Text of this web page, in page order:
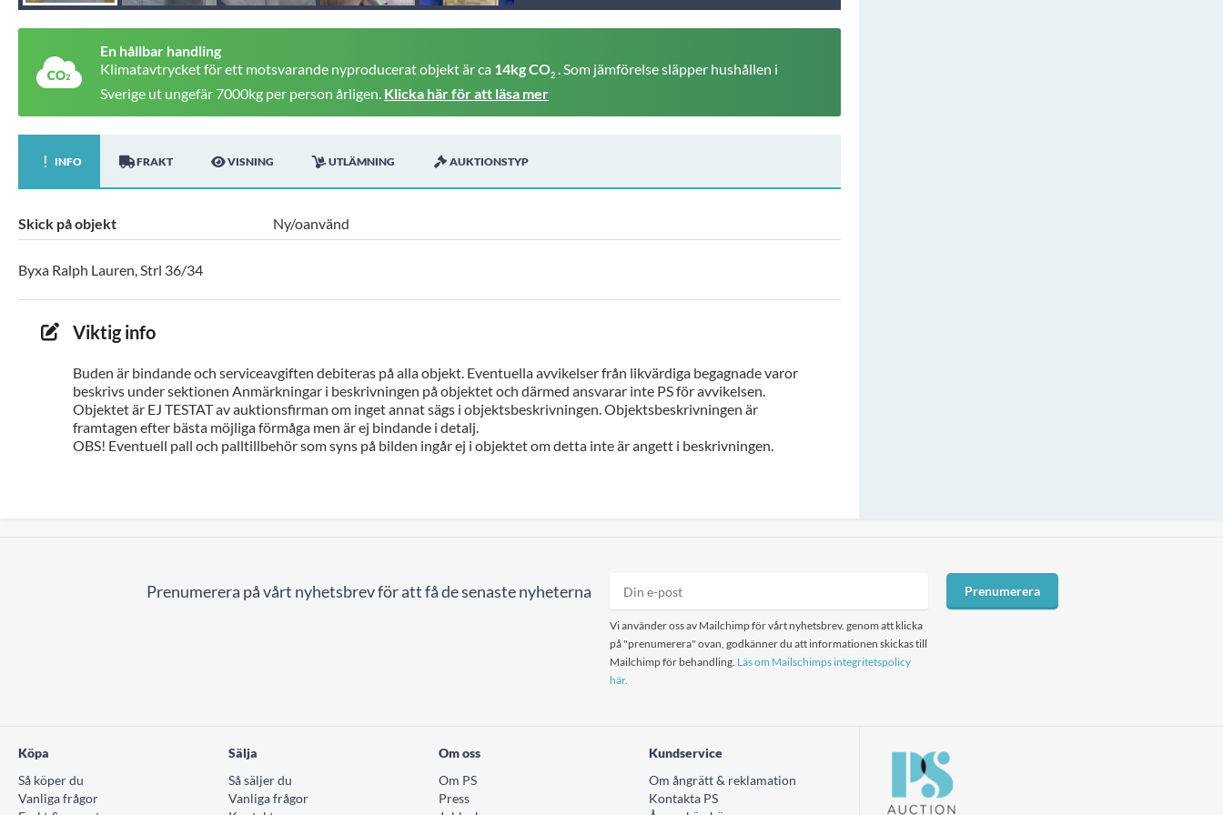
En hållbar handling
Klimatavtrycket för ett motsvarande nyproducerat objekt är ca 14kg CO2 . Som jämförelse släpper hushållen i
Sverige ut ungefär 7000kg per person årligen. Klicka här för att läsa mer
INFO FRAKT VISNING UTLÄMNING AUKTIONSTYP
Skick på objekt Ny/oanvänd
Byxa Ralph Lauren, Strl 36/34
Viktig info
Buden är bindande och serviceavgiften debiteras på alla objekt. Eventuella avvikelser från likvärdiga begagnade varor
beskrivs under sektionen Anmärkningar i beskrivningen på objektet och därmed ansvarar inte PS för avvikelsen.
Objektet är EJ TESTAT av auktionsfirman om inget annat sägs i objektsbeskrivningen. Objektsbeskrivningen är
framtagen efter bästa möjliga förmåga men är ej bindande i detalj.
OBS! Eventuell pall och palltillbehör som syns på bilden ingår ej i objektet om detta inte är angett i beskrivningen.
Prenumerera på vårt nyhetsbrev för att få de senaste nyheterna
Vi använder oss av Mailchimp för vårt nyhetsbrev. genom att klicka
på "prenumerera" ovan, godkänner du att informationen skickas till
Mailchimp för behandling. Läs om Mailschimps integritetspolicy
här.
Prenumerera
Köpa
Så köper du
Vanliga frågor
Sälja
Så säljer du
Vanliga frågor
Om oss
Om PS
Press
Kundservice
Om ångrätt & reklamation
Kontakta PS